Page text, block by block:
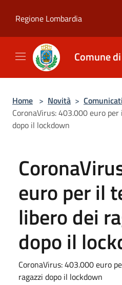
Regione Lombardia
Comune
Home > Novità > Comunicati
CoronaVirus: 403.000 euro
dopo il lockdown
euro per il
libero dei
dopo il
CoronaVirus: 403.000 euro
ragazzi dopo il lockdown